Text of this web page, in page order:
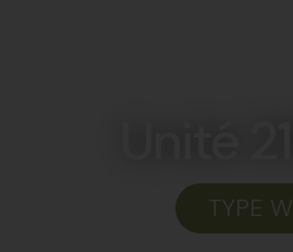
TYPE W